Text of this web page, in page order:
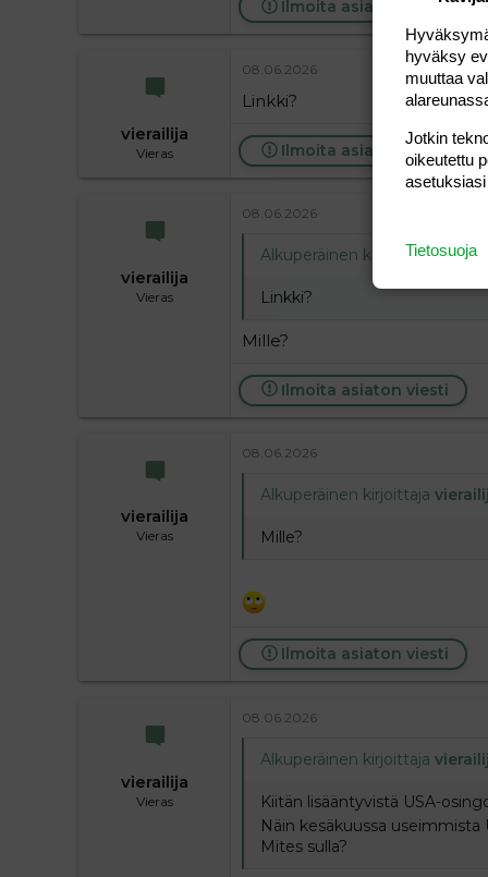
Ilmoita asiaton viesti
vierailija
Vieras
08.06.2026
Linkki?
Ilmoita asiaton viesti
vierailija
Vieras
08.06.2026
Alkuperäinen kirjoittaja
Linkki?
Mille?
Ilmoita asiaton viesti
vierailija
Vieras
08.06.2026
Alkuperäinen kirjoittaja
Mille?
Ilmoita asiaton viesti
vierailija
Vieras
08.06.2026
Alkuperäinen kirjoittaja
Kiitän lisääntyvistä USA-
Näin kesäkuussa
Mites sulla?
hyväksy
muuttaa
Jotkin
oikeutettu
Tietosuoja